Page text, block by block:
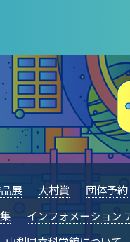
展 大村賞 団体予約
インフォメーション